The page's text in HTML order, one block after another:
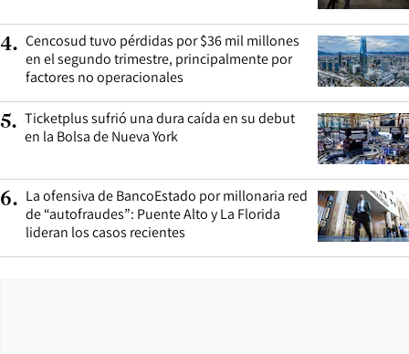
4. Cencosud tuvo pérdidas por $36 mil millones
en el segundo trimestre, principalmente por
factores no operacionales
5. Ticketplus sufrió una dura caída en su debut
en la Bolsa de Nueva York
6. La ofensiva de BancoEstado por millonaria red
de “autofraudes”: Puente Alto y La Florida
lideran los casos recientes